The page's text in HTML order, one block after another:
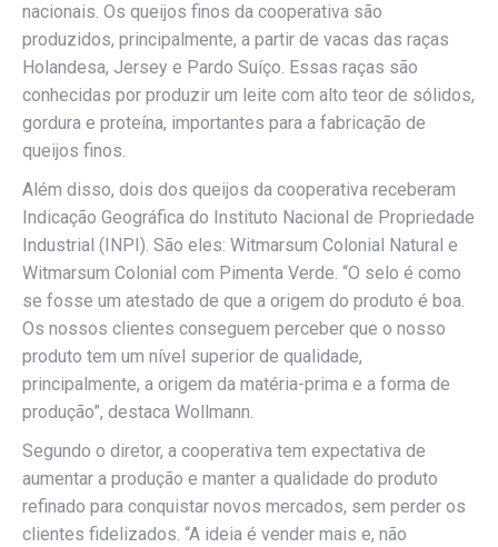
nacionais. Os queijos finos da cooperativa são
produzidos, principalmente, a partir de vacas das raças
Holandesa, Jersey e Pardo Suíço. Essas raças são
conhecidas por produzir um leite com alto teor de sólidos,
gordura e proteína, importantes para a fabricação de
queijos finos.
Além disso, dois dos queijos da cooperativa receberam
Indicação Geográfica do Instituto Nacional de Propriedade
Industrial (INPI). São eles: Witmarsum Colonial Natural e
Witmarsum Colonial com Pimenta Verde. “O selo é como
se fosse um atestado de que a origem do produto é boa.
Os nossos clientes conseguem perceber que o nosso
produto tem um nível superior de qualidade,
principalmente, a origem da matéria-prima e a forma de
produção”, destaca Wollmann.
Segundo o diretor, a cooperativa tem expectativa de
aumentar a produção e manter a qualidade do produto
refinado para conquistar novos mercados, sem perder os
clientes fidelizados. “A ideia é vender mais e, não